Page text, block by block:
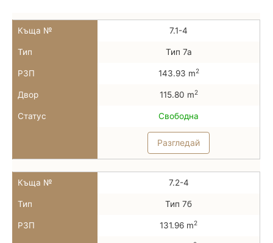
Къща № 7.1-4
Тип Тип 7а
РЗП 143.93 m2
Двор 115.80 m2
Статус Свободна
Разгледай
Къща № 7.2-4
Тип Тип 7б
РЗП 131.96 m2